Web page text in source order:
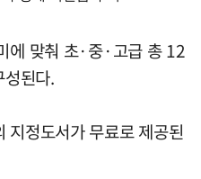
에 맞춰 초·중·고급 총 12
된다.
지정도서가 무료로 제공된